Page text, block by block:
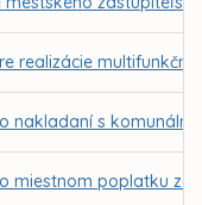
realizácie
nakladaní s
miestnom poplatku